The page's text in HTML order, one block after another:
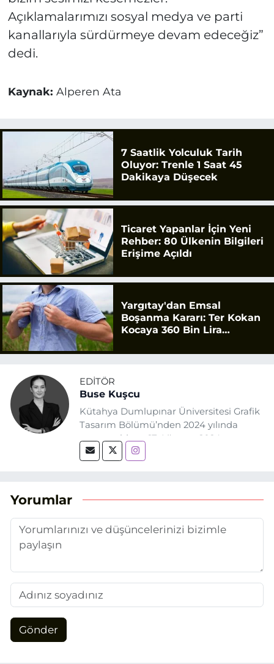
Açıklamalarımızı sosyal medya ve parti
kanallarıyla sürdürmeye devam edeceğiz”
dedi.
Kaynak: Alperen Ata
7 Saatlik Yolculuk Tarih
Oluyor: Trenle 1 Saat 45
Dakikaya Düşecek
Ticaret Yapanlar İçin Yeni
Rehber: 80 Ülkenin Bilgileri
Erişime Açıldı
Yargıtay'dan Emsal
Boşanma Kararı: Ter Kokan
Kocaya 360 Bin Lira
EDITÖR
Buse Kuşcu
Kütahya Dumlupınar Üniversitesi Grafik
Tasarım Bölümü’nden 2024 yılında
mezun oldum. 17 Ağustos 2024
tarihinde, Grafik Tasarım alanında staj
adım attım.
Yorumlar
Gönder